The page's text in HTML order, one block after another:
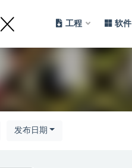
工程 软件
发布日期